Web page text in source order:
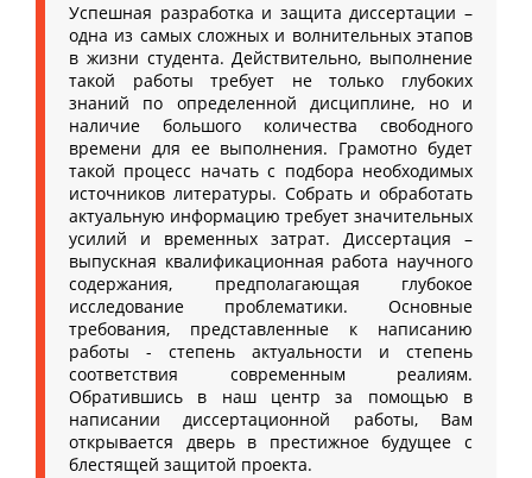
Успешная разработка и защита диссертации –
одна из самых сложных и волнительных этапов
в жизни студента. Действительно, выполнение
такой работы требует не только глубоких
знаний по определенной дисциплине, но и
наличие большого количества свободного
времени для ее выполнения. Грамотно будет
такой процесс начать с подбора необходимых
источников литературы. Собрать и обработать
актуальную информацию требует значительных
усилий и временных затрат. Диссертация –
выпускная квалификационная работа научного
содержания, предполагающая глубокое
исследование проблематики. Основные
требования, представленные к написанию
работы - степень актуальности и степень
соответствия современным реалиям.
Обратившись в наш центр за помощью в
написании диссертационной работы, Вам
открывается дверь в престижное будущее с
блестящей защитой проекта.